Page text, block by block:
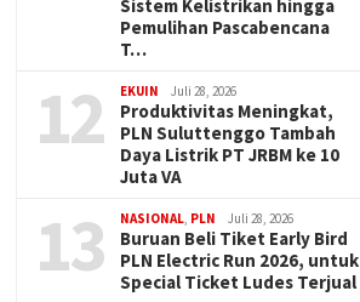
Sistem Kelistrikan hingga
Pemulihan Pascabencana
T…
12 EKUIN Juli 28, 2026
Produktivitas Meningkat,
PLN Suluttenggo Tambah
Daya Listrik PT JRBM ke 10
Juta VA
13 NASIONAL PLN Juli 28, 2026
Buruan Beli Tiket Early Bird
PLN Electric Run 2026, untuk
Special Ticket Ludes Terjual